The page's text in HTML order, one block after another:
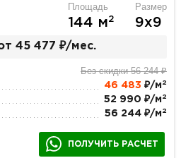
Площадь
144 м2
Размер
9х9
45 477 ₽/мес.
Без скидки 56 244 ₽
46 483 ₽/м 2
52 990 ₽/м 2
56 244 ₽/м 2
ПОЛУЧИТЬ РАСЧЕТ